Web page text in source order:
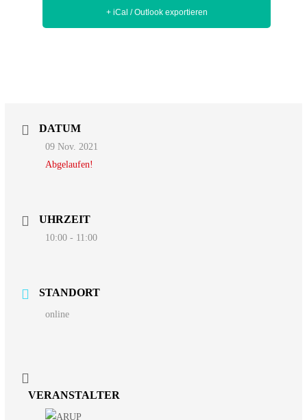
+ iCal / Outlook exportieren
DATUM
09 Nov. 2021
Abgelaufen!
UHRZEIT
10:00 - 11:00
STANDORT
online
VERANSTALTER